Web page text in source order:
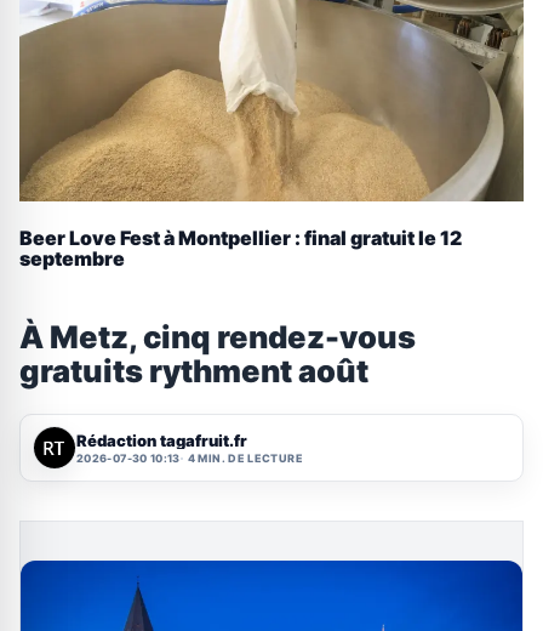
Beer Love Fest à Montpellier : final gratuit le 12
septembre
À Metz, cinq rendez-vous
gratuits rythment août
Rédaction tagafruit.fr
2026-07-30 10:13 4 MIN. DE LECTURE